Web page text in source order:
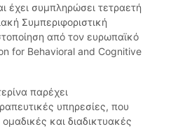
έχει συμπληρώσει τετραετή
Συμπεριφοριστική
από τον ευρωπαϊκό
for Behavioral and Cognitive
παρέχει
υπηρεσίες, που
και διαδικτυακές